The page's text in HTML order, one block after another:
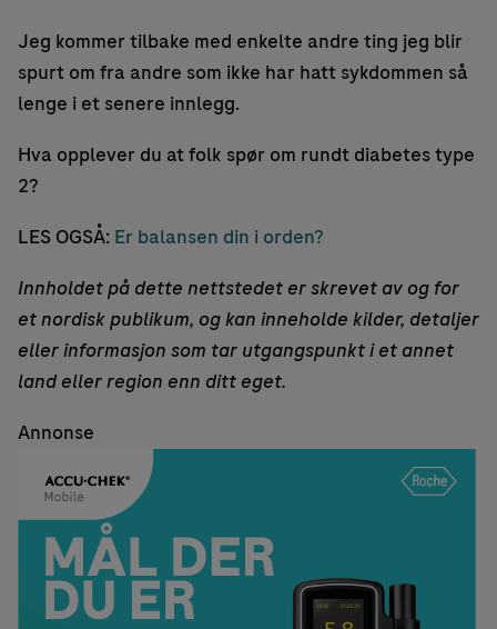
Jeg kommer tilbake med enkelte andre ting jeg blir
spurt om fra andre som ikke har hatt sykdommen så
lenge i et senere innlegg.
Hva opplever du at folk spør om rundt diabetes type
2?
LES OGSÅ: Er balansen din i orden?
Innholdet på dette nettstedet er skrevet av og for
et nordisk publikum, og kan inneholde kilder, detaljer
eller informasjon som tar utgangspunkt i et annet
land eller region enn ditt eget.
Annonse